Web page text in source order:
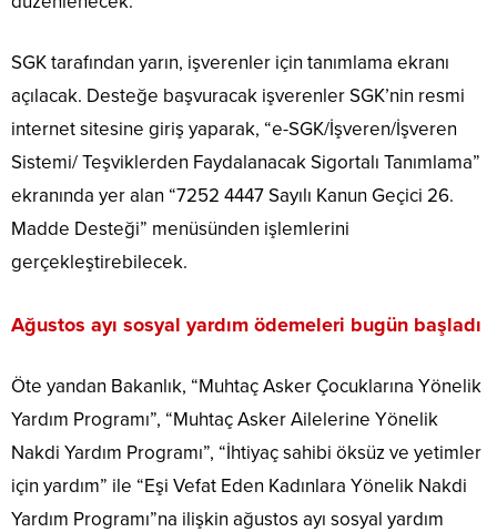
SGK tarafından yarın, işverenler için tanımlama ekranı
açılacak. Desteğe başvuracak işverenler SGK’nin resmi
internet sitesine giriş yaparak, “e-SGK/İşveren/İşveren
Sistemi/ Teşviklerden Faydalanacak Sigortalı Tanımlama”
ekranında yer alan “7252 4447 Sayılı Kanun Geçici 26.
Madde Desteği” menüsünden işlemlerini
gerçekleştirebilecek.
Ağustos ayı sosyal yardım ödemeleri bugün başladı
Öte yandan Bakanlık, “Muhtaç Asker Çocuklarına Yönelik
Yardım Programı”, “Muhtaç Asker Ailelerine Yönelik
Nakdi Yardım Programı”, “İhtiyaç sahibi öksüz ve yetimler
için yardım” ile “Eşi Vefat Eden Kadınlara Yönelik Nakdi
Yardım Programı”na ilişkin ağustos ayı sosyal yardım